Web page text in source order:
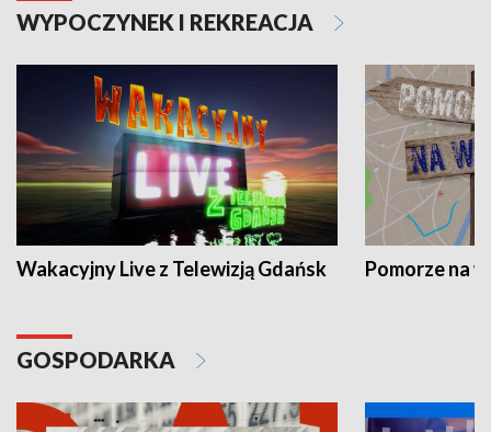
WYPOCZYNEK I REKREACJA
Wakacyjny Live z Telewizją Gdańsk Pomorze na
GOSPODARKA